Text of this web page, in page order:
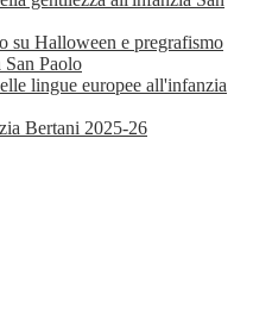
su Halloween e pregrafismo
Paolo
lingue europee all'infanzia
Bertani 2025-26